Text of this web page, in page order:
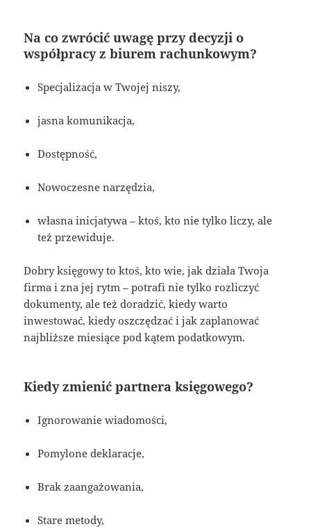
Na co zwrócić uwagę przy decyzji o
współpracy z biurem rachunkowym?
Specjalizacja w Twojej niszy,
jasna komunikacja,
Dostępność,
Nowoczesne narzędzia,
własna inicjatywa – ktoś, kto nie tylko liczy, ale
też przewiduje.
Dobry księgowy to ktoś, kto wie, jak działa Twoja
firma i zna jej rytm – potrafi nie tylko rozliczyć
dokumenty, ale też doradzić, kiedy warto
inwestować, kiedy oszczędzać i jak zaplanować
najbliższe miesiące pod kątem podatkowym.
Kiedy zmienić partnera księgowego?
Ignorowanie wiadomości,
Pomylone deklaracje,
Brak zaangażowania,
Stare metody,